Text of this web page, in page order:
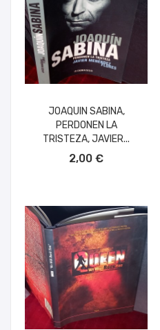
JOAQUIN SABINA,
PERDONEN LA
TRISTEZA, JAVIER...
2,00 €